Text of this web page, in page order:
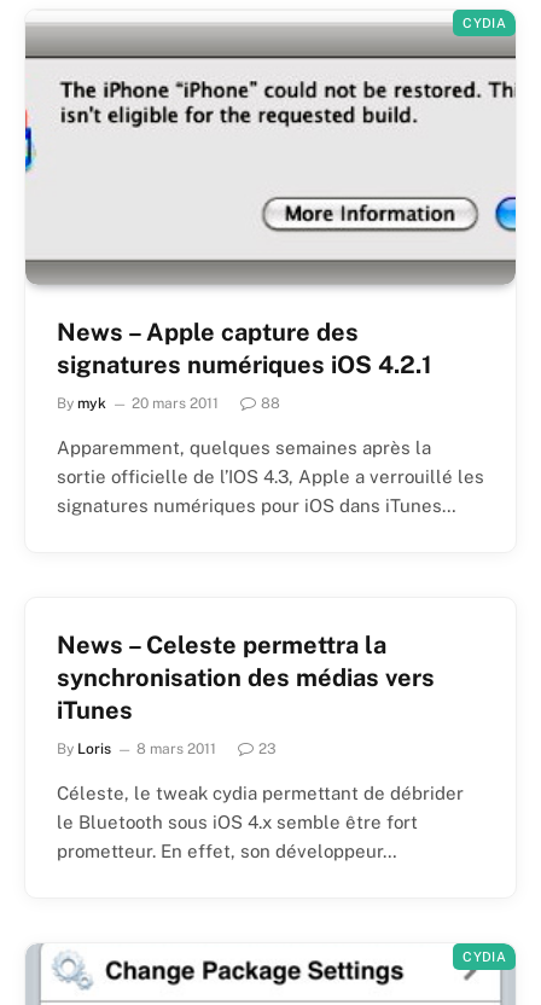
CYDIA
News – Apple capture des
signatures numériques iOS 4.2.1
By myk 20 mars 2011 88
Apparemment, quelques semaines après la
sortie officielle de l’IOS 4.3, Apple a verrouillé les
signatures numériques pour iOS dans iTunes…
News – Celeste permettra la
synchronisation des médias vers
iTunes
By Loris 8 mars 2011 23
Céleste, le tweak cydia permettant de débrider
le Bluetooth sous iOS 4.x semble être fort
prometteur. En effet, son développeur…
CYDIA